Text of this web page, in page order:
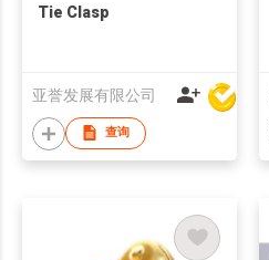
Tie Clasp
亚誉发展有限公司
查询